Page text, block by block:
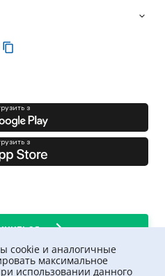
з
з
cookie и аналогичные
максимальное
использовании данного